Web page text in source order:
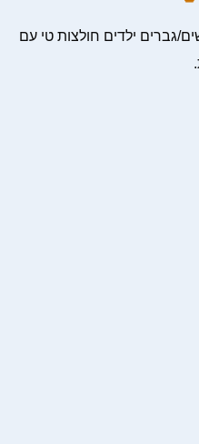
גברים ילדים חולצות טי עם